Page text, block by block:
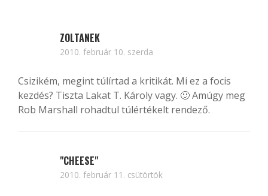
ZOLTANEK
2010. február 10. szerda
Csizikém, megint túlírtad a kritikát. Mi ez a focis
kezdés? Tiszta Lakat T. Károly vagy. 🙂 Amúgy meg
Rob Marshall rohadtul túlértékelt rendező.
"CHEESE"
2010. február 11. csütörtök